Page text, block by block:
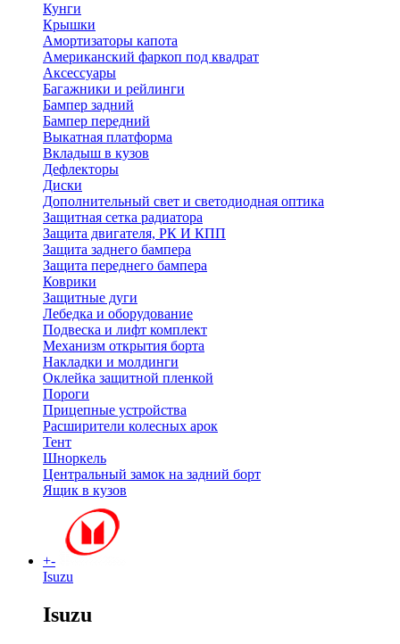
Кунги
Крышки
Амортизаторы капота
Американский фаркоп под квадрат
Аксессуары
Багажники и рейлинги
Бампер задний
Бампер передний
Выкатная платформа
Вкладыш в кузов
Дефлекторы
Диски
Дополнительный свет и светодиодная оптика
Защитная сетка радиатора
Защита двигателя, РК И КПП
Защита заднего бампера
Защита переднего бампера
Коврики
Защитные дуги
Лебедка и оборудование
Подвеска и лифт комплект
Механизм открытия борта
Накладки и молдинги
Оклейка защитной пленкой
Пороги
Прицепные устройства
Расширители колесных арок
Тент
Шноркель
Центральный замок на задний борт
Ящик в кузов
+-
Isuzu
Isuzu